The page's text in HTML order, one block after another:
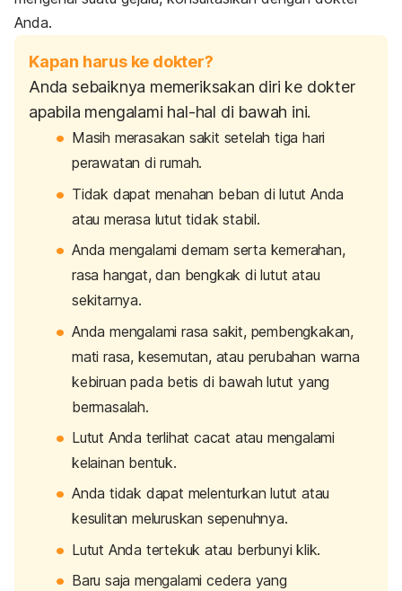
Anda.
Kapan harus ke dokter?
Anda sebaiknya memeriksakan diri ke dokter
apabila mengalami hal-hal di bawah ini.
Masih merasakan sakit setelah tiga hari
perawatan di rumah.
Tidak dapat menahan beban di lutut Anda
atau merasa lutut tidak stabil.
Anda mengalami demam serta kemerahan,
rasa hangat, dan bengkak di lutut atau
sekitarnya.
Anda mengalami rasa sakit, pembengkakan,
mati rasa, kesemutan, atau perubahan warna
kebiruan pada betis di bawah lutut yang
bermasalah.
Lutut Anda terlihat cacat atau mengalami
kelainan bentuk.
Anda tidak dapat melenturkan lutut atau
kesulitan meluruskan sepenuhnya.
Lutut Anda tertekuk atau berbunyi klik.
Baru saja mengalami cedera yang